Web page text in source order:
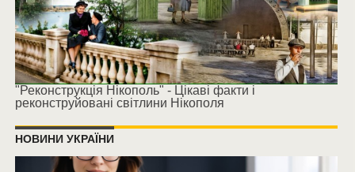
"Реконструкція Нікополь" - Цікаві факти і
реконструйовані світлини Нікополя
НОВИНИ УКРАЇНИ